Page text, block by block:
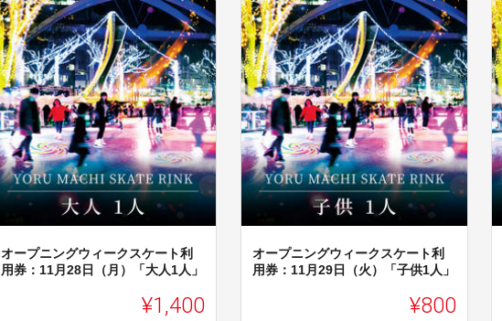
オープニングウィークスケート利
用券：11月28日（月）「大人1人」
¥1,400
オープニングウィークスケート利
用券：11月29日（火）「子供1人」
¥800